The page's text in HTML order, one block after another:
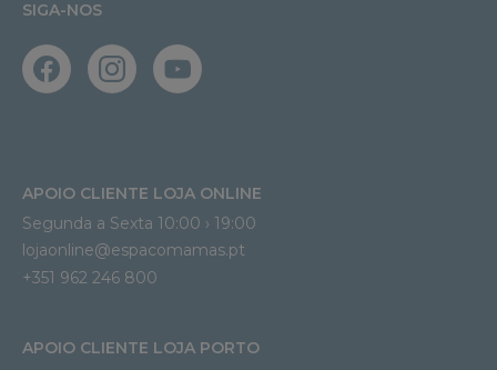
SIGA-NOS
APOIO CLIENTE LOJA ONLINE
Segunda a Sexta 10:00 › 19:00
lojaonline@espacomamas.pt
+351 962 246 800
APOIO CLIENTE LOJA PORTO